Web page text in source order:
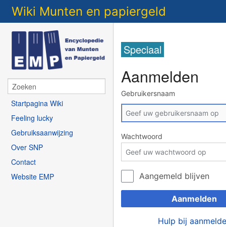
Wiki Munten en papiergeld
Startpagina Wiki
Feeling lucky
Gebruiksaanwijzing
Over SNP
Contact
Website EMP
Speciaal
Aanmelden
Gebruikersnaam
Wachtwoord
Aangemeld blijven
Aanmelden
Hulp bij